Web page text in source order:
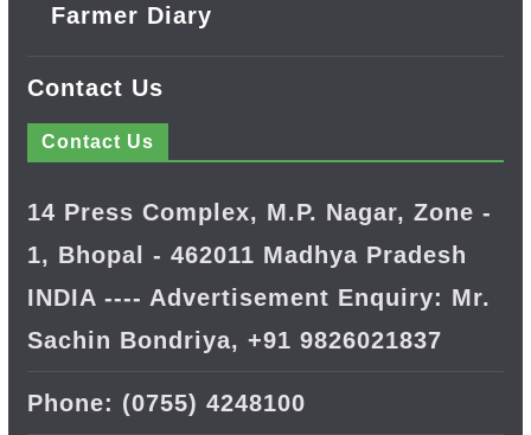
Farmer Diary
Contact Us
Contact Us
14 Press Complex, M.P. Nagar, Zone -
1, Bhopal - 462011 Madhya Pradesh
INDIA ---- Advertisement Enquiry: Mr.
Sachin Bondriya, +91 9826021837
Phone: (0755) 4248100